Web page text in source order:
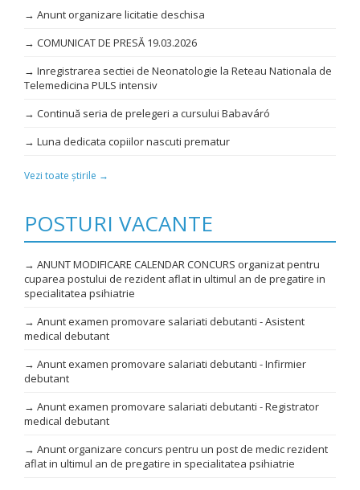
→ Anunt organizare licitatie deschisa
→ COMUNICAT DE PRESĂ 19.03.2026
→ Inregistrarea sectiei de Neonatologie la Reteau Nationala de
Telemedicina PULS intensiv
→ Continuă seria de prelegeri a cursului Babaváró
→ Luna dedicata copiilor nascuti prematur
Vezi toate știrile →
POSTURI VACANTE
→ ANUNT MODIFICARE CALENDAR CONCURS organizat pentru
cuparea postului de rezident aflat in ultimul an de pregatire in
specialitatea psihiatrie
→ Anunt examen promovare salariati debutanti - Asistent
medical debutant
→ Anunt examen promovare salariati debutanti - Infirmier
debutant
→ Anunt examen promovare salariati debutanti - Registrator
medical debutant
→ Anunt organizare concurs pentru un post de medic rezident
aflat in ultimul an de pregatire in specialitatea psihiatrie